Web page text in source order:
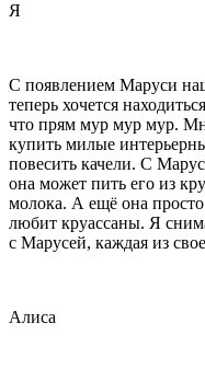
Я
С появлением Маруси
теперь хочется
что прям мур мур мур.
купить милые
повесить качели. С
она может пить его из
молока. А ещё она
любит круассаны. Я
с Марусей, каждая из
Алиса